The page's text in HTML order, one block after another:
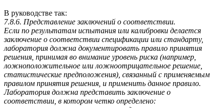
В руководстве так:
7.8.6. Представление заключений о соответствии.
Если по результатам испытания или калибровки делается
заключение о соответствии спецификации или стандарту,
лаборатория должна документировать правило принятия
решения, принимая во внимание уровень риска (например,
ложноположительное или ложноотрицательное решение,
статистические предположения), связанный с применяемым
правилом принятия решения, и применить данное правило.
Лаборатория должна представить заключение о
соответствии, в котором четко определено: